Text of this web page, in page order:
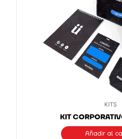
KITS
KIT
Añadir al